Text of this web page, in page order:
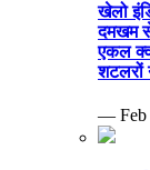
खेलो
दमखम
एकल
शटलरों
— Feb